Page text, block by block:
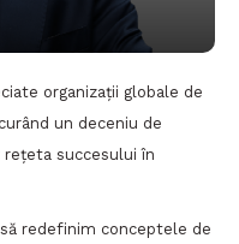
organizații globale de
un deceniu de
rețeta succesului în
redefinim conceptele de